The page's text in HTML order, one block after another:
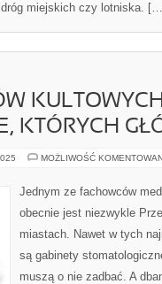
dróg miejskich czy lotniska.
KTÓRYCH
MOŻLIWOŚĆ
Jednym ze fachowców
obecnie jest niezwykle
miastach. Nawet w tych
są gabinety
muszą o nie zadbać. A